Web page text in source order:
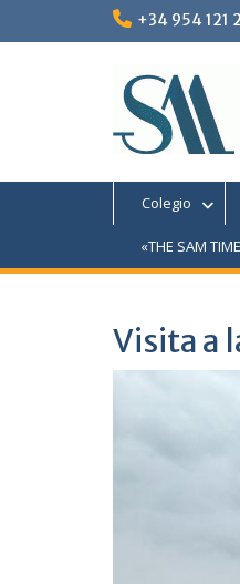
+34 954 121
Colegio
«THE SAM
Visita a